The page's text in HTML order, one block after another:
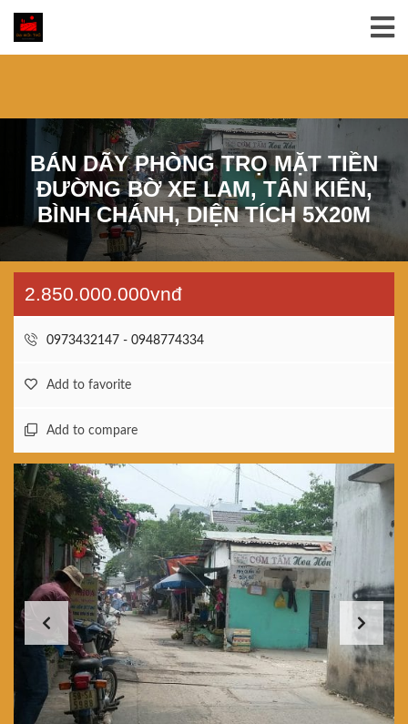
BÁN DÃY PHÒNG TRỌ MẶT TIỀN
ĐƯỜNG BỜ XE LAM, TÂN KIÊN,
BÌNH CHÁNH, DIỆN TÍCH 5X20M
2.850.000.000vnđ
0973432147 - 0948774334
Add to favorite
Add to compare